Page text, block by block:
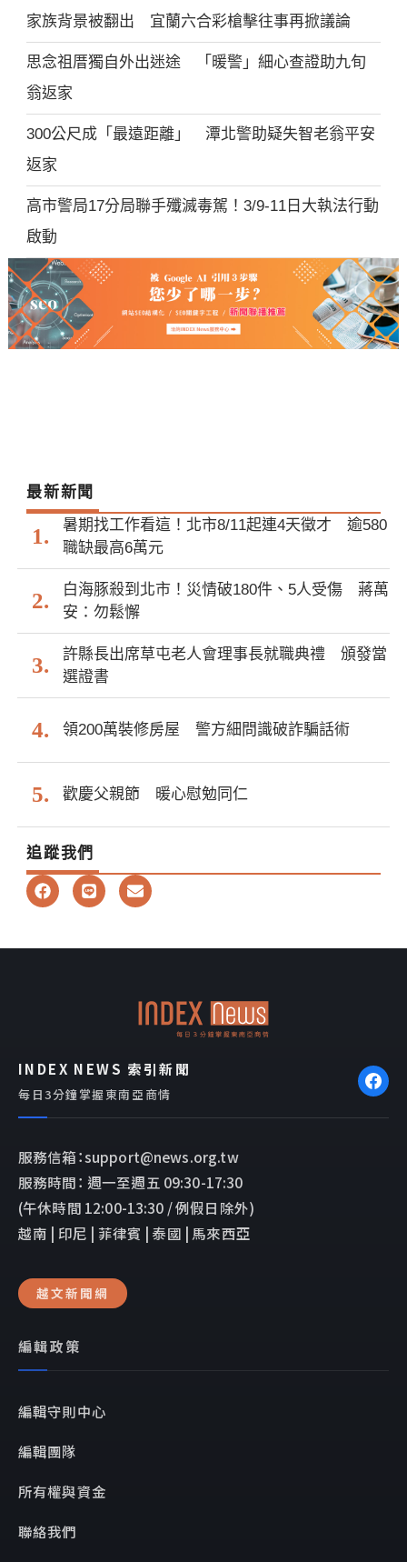
家族背景被翻出 宜蘭六合彩槍擊往事再掀議論
思念祖厝獨自外出迷途 「暖警」細心查證助九旬
翁返家
300公尺成「最遠距離」 潭北警助疑失智老翁平安
返家
高市警局17分局聯手殲滅毒駕！3/9-11日大執法行動
啟動
最新新聞
暑期找工作看這！北市8/11起連4天徵才 逾580
職缺最高6萬元
白海豚殺到北市！災情破180件、5人受傷 蔣萬
安：勿鬆懈
許縣長出席草屯老人會理事長就職典禮 頒發當
選證書
領200萬裝修房屋 警方細問識破詐騙話術
歡慶父親節 暖心慰勉同仁
追蹤我們
F
a
b
L
i
E
n
l
INDEX NEWS 索引新聞
每日3分鐘掌握東南亞商情
服務信箱：support@news.org.tw
服務時間： 週一至週五 09:30-17:30
(午休時間 12:00-13:30 / 例假日除外)
越南 | 印尼 | 菲律賓 | 泰國 | 馬來西亞
越文新聞網
編輯政策
編輯守則中心
編輯團隊
所有權與資金
聯絡我們